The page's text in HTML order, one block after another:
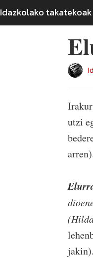
Idazkolako takatekoak
utzi
jakin).